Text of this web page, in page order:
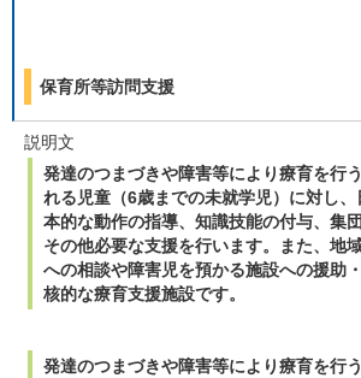
保育所等訪問支援
説明文
発達のつまづきや障害等により療育を行
れる児童（6歳までの未就学児）に対し
本的な動作の指導、知識技能の付与、集
その他必要な支援を行います。また、地
への相談や障害児を預かる施設への援助
核的な療育支援施設です。
発達のつまづきや障害等により療育を行